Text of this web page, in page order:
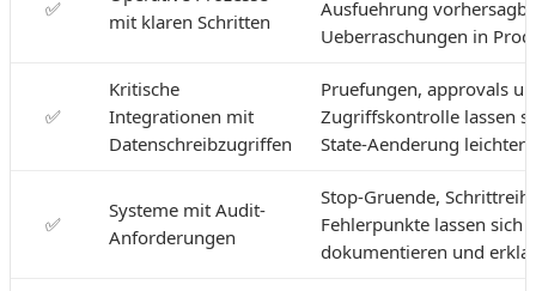
✅
mit klaren Schritten
Ausfuehrung
Ueberraschungen in
✅
Kritische
Integrationen mit
Datenschreibzugriffen
Pruefungen, approvals
Zugriffskontrolle lassen
State-Aenderung leichter
✅
Systeme mit Audit-
Anforderungen
Stop-Gruende,
Fehlerpunkte lassen sich
dokumentieren und